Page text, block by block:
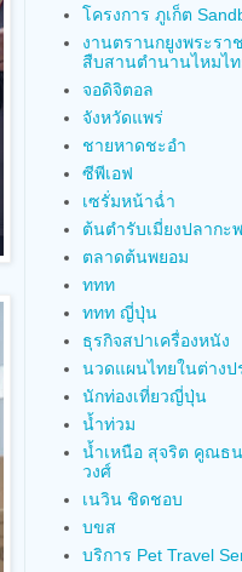
โครงการ ภูเก็ต
งานตรานกยูงพระรา
สืบสานตำนานไหมไท
จอดิจิตอล
จังหวัดแพร่
ชายหาดชะอำ
ซีพีเอฟ
เซรั่มหน้าฉ่ำ
ต้นตำรับเมี่ยงปลากะ
ตลาดต้นพยอม
ททท
ททท ญี่ปุ่น
ธุรกิจสปาเครื่องหนัง
นวดแผนไทยในต่างป
นักท่องเที่ยวญี่ปุ่น
น้ำท่วม
น้ำเหนือ สุจริต คูณธ
วงศ์
เนวิน ชิดชอบ
บขส
บริการ Pet Travel